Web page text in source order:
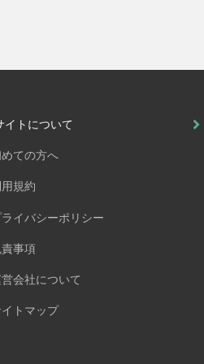
イトについて
ての方へ
規約
イバシーポリシー
事項
会社について
トマップ